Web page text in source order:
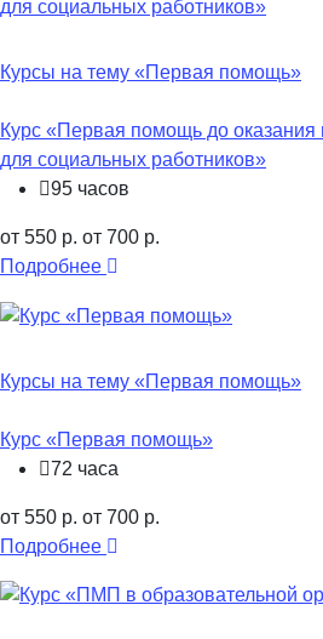
Курсы на тему «Первая помощь»
Курс «Первая помощь до
для социальных работников»
95 часов
от 550 р. от 700 р.
Подробнее
Курсы на тему «Первая помощь»
Курс «Первая помощь»
72 часа
от 550 р. от 700 р.
Подробнее